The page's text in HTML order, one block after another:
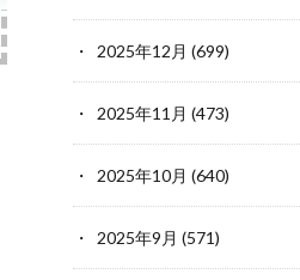
2025年12月 (699)
2025年11月 (473)
2025年10月 (640)
2025年9月 (571)